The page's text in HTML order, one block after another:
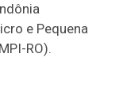
e Pequena
RO).